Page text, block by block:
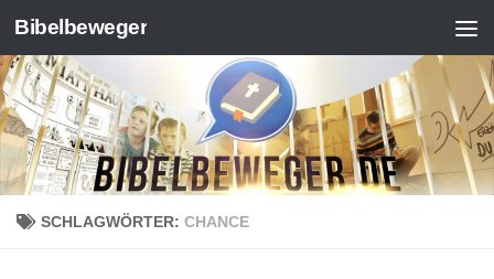
Zum Inhalt springen
Bibelbeweger
SCHLAGWÖRTER: CHANCE